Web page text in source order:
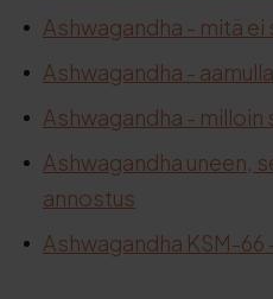
Ashwagandha - mitä ei
Ashwagandha -
Ashwagandha - milloin
Ashwagandha uneen,
annostus
Ashwagandha KSM-66